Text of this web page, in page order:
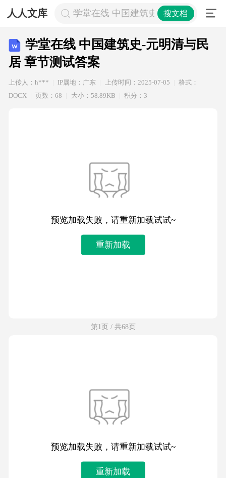
人人文库 学堂在线 中国建筑史-元明清与民居
搜文档
学堂在线 中国建筑史-元明清与民
居 章节测试答案
上传人：h*** IP属地：广东 上传时间：2025-07-05
格式：
DOCX
页数：68 大小：58.89KB 积分：3
预览加载失败，请重新加载试试~
重新加载
第1页 / 共68页
预览加载失败，请重新加载试试~
重新加载